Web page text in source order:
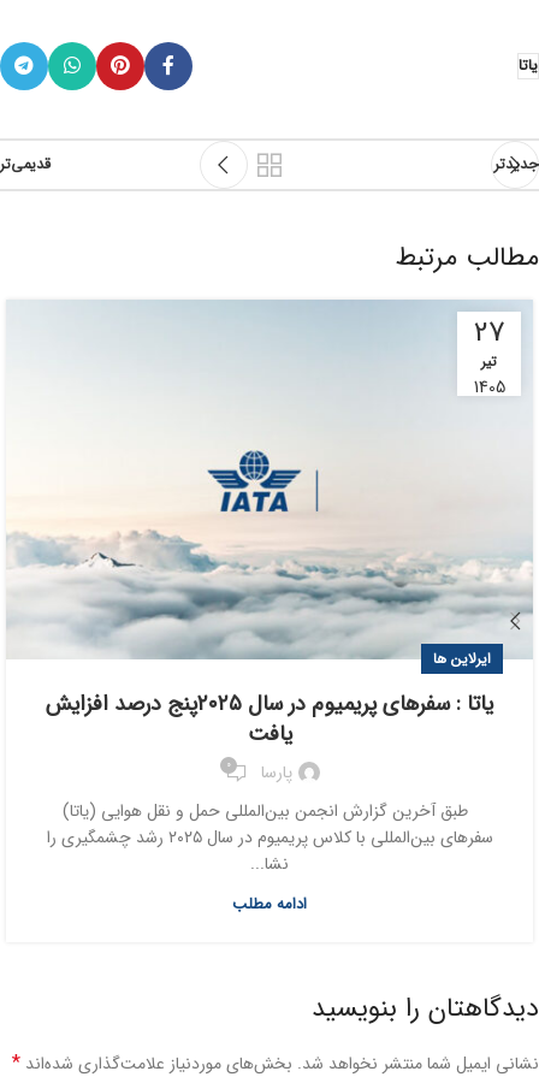
یاتا
جدیدتر قدیمی‌تر
مطالب مرتبط
27
تیر
1405
ایرلاین ها
یاتا : سفرهای پریمیوم در سال ۲۰۲۵پنج درصد افزایش
یافت
پارسا 0
طبق آخرین گزارش انجمن بین‌المللی حمل و نقل هوایی (یاتا)
سفرهای بین‌المللی با کلاس پریمیوم در سال ۲۰۲۵ رشد چشمگیری را
نشا...
ادامه مطلب
دیدگاهتان را بنویسید
نشانی ایمیل شما منتشر نخواهد شد. بخش‌های موردنیاز علامت‌گذاری شده‌اند *